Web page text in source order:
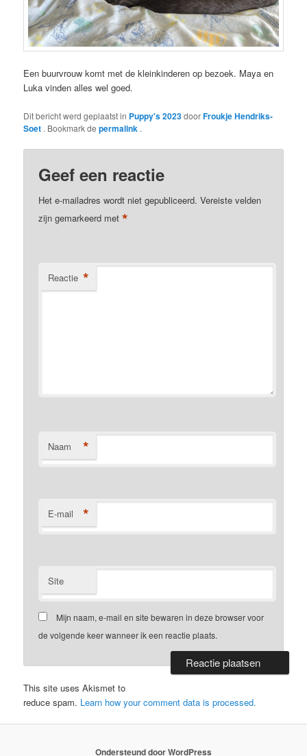
Een buurvrouw komt met de kleinkinderen op bezoek. Maya en
Luka vinden alles wel goed.
Dit bericht werd geplaatst in Puppy's 2023doorFroukje Hendriks-
Soet . Bookmark depermalink .
Geef een reactie
Het e-mailadres wordt niet gepubliceerd. Vereiste velden
zijn gemarkeerd met*
Reactie *
Naam *
E-mail *
Site
Mijn naam, e-mail en site bewaren in deze browser voor
de volgende keer wanneer ik een reactie plaats.
This site uses Akismet to
reduce spam. Learn how your comment data is processed.
Ondersteund door WordPress